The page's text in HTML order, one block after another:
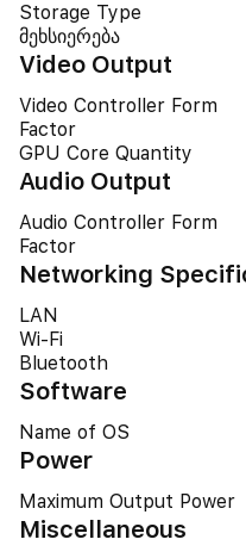
Storage Type
მეხსიერება
Video Output
Video Controller Form
Factor
GPU Core Quantity
Audio Output
Audio Controller Form
Factor
Networking
LAN
Wi-Fi
Bluetooth
Software
Name of OS
Power
Maximum Output Power
Miscellaneous